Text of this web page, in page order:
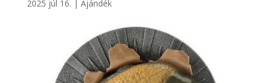
2025 júl 16. | Ajándék